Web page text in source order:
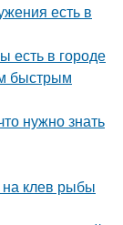
есть в
есть в городе
быстрым
нужно знать
на клев рыбы